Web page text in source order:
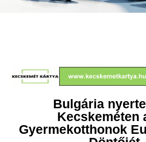
Bulgária
Kecskeméten
Gyermekotthonok